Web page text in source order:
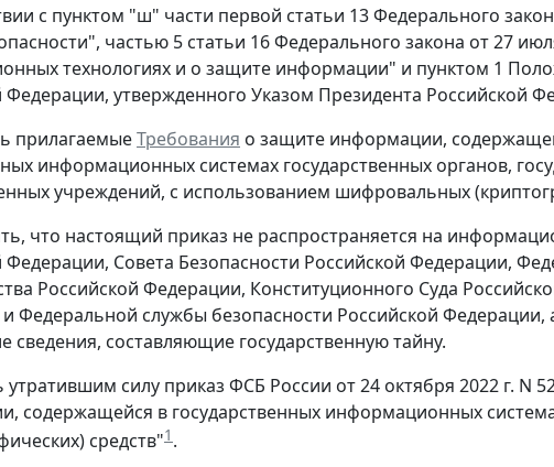
с пунктом "ш" части первой статьи 13 Федерального
частью 5 статьи 16 Федерального закона от 27
технологиях и о защите информации" и пунктом 1
Федерации, утвержденного Указом Президента Российской
прилагаемыеТребования о защите информации,
информационных системах государственных органов,
учреждений, с использованием шифровальных
что настоящий приказ не распространяется на
Федерации, Совета Безопасности Российской Федерации,
Российской Федерации, Конституционного Суда
Федеральной службы безопасности Российской
сведения, составляющие государственную тайну.
утратившим силу приказ ФСБ России от 24 октября 2022 г. N
содержащейся в государственных информационных
средств"1 .